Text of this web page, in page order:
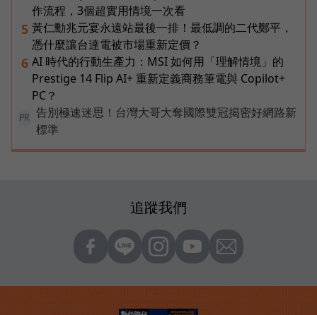
作流程，3個超實用情境一次看
5 黃仁勳兆元宴永遠站最後一排！最低調的二代鄭平，
憑什麼讓台達電被市場重新定價？
6 AI 時代的行動生產力：MSI 如何用「理解情境」的
Prestige 14 Flip AI+ 重新定義商務筆電與 Copilot+
PC？
PR
告別極速迷思！台灣大哥大奪國際雙冠揭密好網路新
標準
追蹤我們